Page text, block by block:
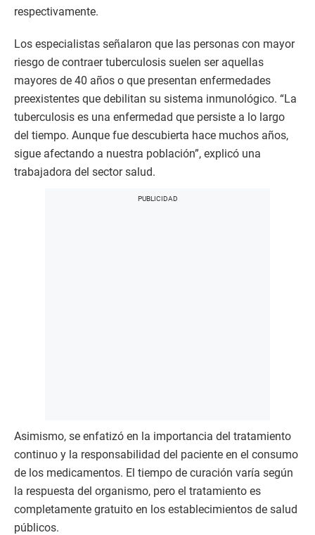
respectivamente.
Los especialistas señalaron que las personas con mayor
riesgo de contraer tuberculosis suelen ser aquellas
mayores de 40 años o que presentan enfermedades
preexistentes que debilitan su sistema inmunológico. “La
tuberculosis es una enfermedad que persiste a lo largo
del tiempo. Aunque fue descubierta hace muchos años,
sigue afectando a nuestra población”, explicó una
trabajadora del sector salud.
Asimismo, se enfatizó en la importancia del tratamiento
continuo y la responsabilidad del paciente en el consumo
de los medicamentos. El tiempo de curación varía según
la respuesta del organismo, pero el tratamiento es
completamente gratuito en los establecimientos de salud
públicos.